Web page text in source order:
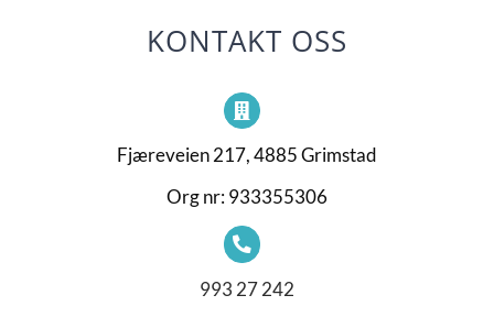
KONTAKT OSS
Fjæreveien 217, 4885 Grimstad
Org nr: 933355306
993 27 242